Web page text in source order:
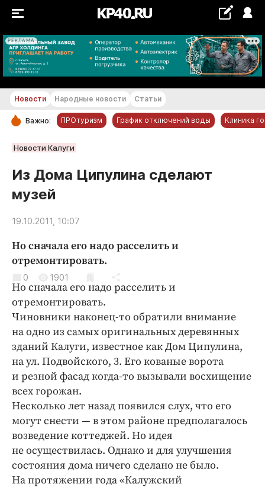
РЕКЛАМА
+21...+22 °С
РУБРИКИ
Обнинск
Новости компаний
Статьи
Народные новости
Благоустройство
Криминал
Культура
Недвижимость и ЖКХ
Образование
Общество
Погода
Праздники
Происшествия
Спорт
Экономика и бизнес
ПРОЕКТЫ
Блоги
Новости Народные новости Статьи
Важно: ПРОтуризм График отключений воды Клиника
Новости Калуги
Из Дома Ципулина сделают
музей
19.10.2011, 10:07
Но сначала его надо расселить и
отремонтировать.
0 1901
Но сначала его надо расселить и
отремонтировать.
Чиновники наконец-то обратили внимание
на одно из самых оригинальных деревянных
зданий Калуги, известное как Дом Ципулина,
на ул. Подвойского, 3. Его кованые ворота
и резной фасад когда-то вызывали восхищение
всех горожан.
Несколько лет назад появился слух, что его
могут снести — в этом районе предполагалось
возведение коттеджей. Но идея
не осуществилась. Однако и для улучшения
состояния дома ничего сделано не было.
На протяжении года «Калужский